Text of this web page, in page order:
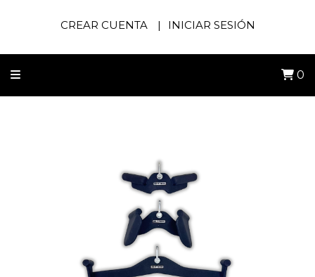
CREAR CUENTA INICIAR SESIÓN
0